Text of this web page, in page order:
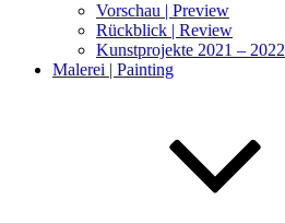
Vorschau | Preview
Rückblick | Review
Kunstprojekte 2021 – 2022
Malerei | Painting